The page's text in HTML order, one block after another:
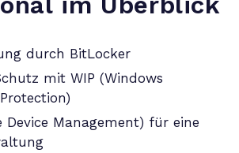
durch BitLocker
mit WIP (Windows
Device Management) für eine